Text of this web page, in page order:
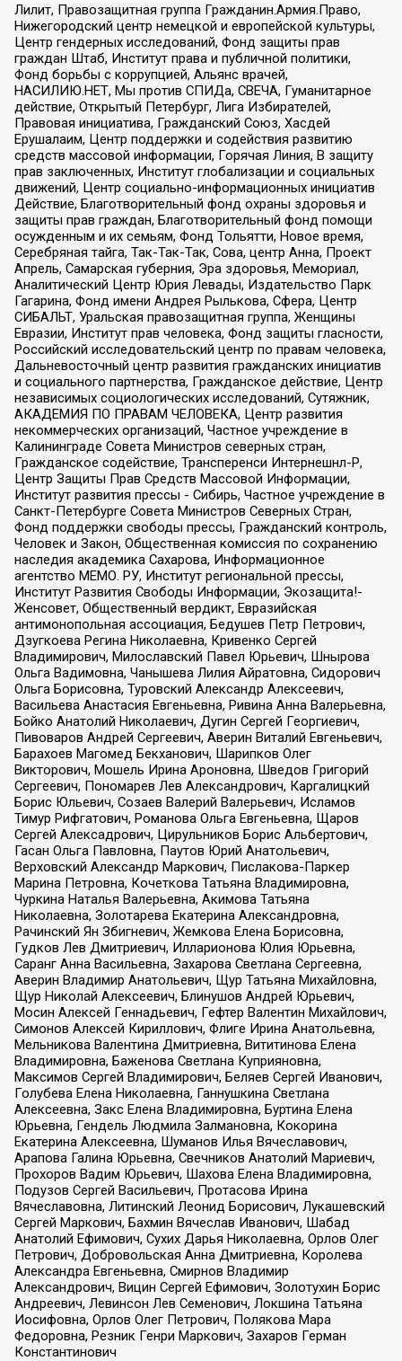
Лилит, Правозащитная группа Гражданин.Армия.Право,
Нижегородский центр немецкой и европейской культуры,
Центр гендерных исследований, Фонд защиты прав
граждан Штаб, Институт права и публичной политики,
Фонд борьбы с коррупцией, Альянс врачей,
НАСИЛИЮ.НЕТ, Мы против СПИДа, СВЕЧА, Гуманитарное
действие, Открытый Петербург, Лига Избирателей,
Правовая инициатива, Гражданский Союз, Хасдей
Ерушалаим, Центр поддержки и содействия развитию
средств массовой информации, Горячая Линия, В защиту
прав заключенных, Институт глобализации и социальных
движений, Центр социально-информационных инициатив
Действие, Благотворительный фонд охраны здоровья и
защиты прав граждан, Благотворительный фонд помощи
осужденным и их семьям, Фонд Тольятти, Новое время,
Серебряная тайга, Так-Так-Так, Сова, центр Анна, Проект
Апрель, Самарская губерния, Эра здоровья, Мемориал,
Аналитический Центр Юрия Левады, Издательство Парк
Гагарина, Фонд имени Андрея Рылькова, Сфера, Центр
СИБАЛЬТ, Уральская правозащитная группа, Женщины
Евразии, Институт прав человека, Фонд защиты гласности,
Российский исследовательский центр по правам человека,
Дальневосточный центр развития гражданских инициатив
и социального партнерства, Гражданское действие, Центр
независимых социологических исследований, Сутяжник,
АКАДЕМИЯ ПО ПРАВАМ ЧЕЛОВЕКА, Центр развития
некоммерческих организаций, Частное учреждение в
Калининграде Совета Министров северных стран,
Гражданское содействие, Трансперенси Интернешнл-Р,
Центр Защиты Прав Средств Массовой Информации,
Институт развития прессы - Сибирь, Частное учреждение в
Санкт-Петербурге Совета Министров Северных Стран,
Фонд поддержки свободы прессы, Гражданский контроль,
Человек и Закон, Общественная комиссия по сохранению
наследия академика Сахарова, Информационное
агентство МЕМО. РУ, Институт региональной прессы,
Институт Развития Свободы Информации, Экозащита!-
Женсовет, Общественный вердикт, Евразийская
антимонопольная ассоциация, Бедушев Петр Петрович,
Дзугкоева Регина Николаевна, Кривенко Сергей
Владимирович, Милославский Павел Юрьевич, Шнырова
Ольга Вадимовна, Чанышева Лилия Айратовна, Сидорович
Ольга Борисовна, Туровский Александр Алексеевич,
Васильева Анастасия Евгеньевна, Ривина Анна Валерьевна,
Бойко Анатолий Николаевич, Дугин Сергей Георгиевич,
Пивоваров Андрей Сергеевич, Аверин Виталий Евгеньевич,
Барахоев Магомед Бекханович, Шарипков Олег
Викторович, Мошель Ирина Ароновна, Шведов Григорий
Сергеевич, Пономарев Лев Александрович, Каргалицкий
Борис Юльевич, Созаев Валерий Валерьевич, Исламов
Тимур Рифгатович, Романова Ольга Евгеньевна, Щаров
Сергей Алексадрович, Цирульников Борис Альбертович,
Гасан Ольга Павловна, Паутов Юрий Анатольевич,
Верховский Александр Маркович, Пислакова-Паркер
Марина Петровна, Кочеткова Татьяна Владимировна,
Чуркина Наталья Валерьевна, Акимова Татьяна
Николаевна, Золотарева Екатерина Александровна,
Рачинский Ян Збигневич, Жемкова Елена Борисовна,
Гудков Лев Дмитриевич, Илларионова Юлия Юрьевна,
Саранг Анна Васильевна, Захарова Светлана Сергеевна,
Аверин Владимир Анатольевич, Щур Татьяна Михайловна,
Щур Николай Алексеевич, Блинушов Андрей Юрьевич,
Мосин Алексей Геннадьевич, Гефтер Валентин Михайлович,
Симонов Алексей Кириллович, Флиге Ирина Анатольевна,
Мельникова Валентина Дмитриевна, Вититинова Елена
Владимировна, Баженова Светлана Куприяновна,
Максимов Сергей Владимирович, Беляев Сергей Иванович,
Голубева Елена Николаевна, Ганнушкина Светлана
Алексеевна, Закс Елена Владимировна, Буртина Елена
Юрьевна, Гендель Людмила Залмановна, Кокорина
Екатерина Алексеевна, Шуманов Илья Вячеславович,
Арапова Галина Юрьевна, Свечников Анатолий Мариевич,
Прохоров Вадим Юрьевич, Шахова Елена Владимировна,
Подузов Сергей Васильевич, Протасова Ирина
Вячеславовна, Литинский Леонид Борисович, Лукашевский
Сергей Маркович, Бахмин Вячеслав Иванович, Шабад
Анатолий Ефимович, Сухих Дарья Николаевна, Орлов Олег
Петрович, Добровольская Анна Дмитриевна, Королева
Александра Евгеньевна, Смирнов Владимир
Александрович, Вицин Сергей Ефимович, Золотухин Борис
Андреевич, Левинсон Лев Семенович, Локшина Татьяна
Иосифовна, Орлов Олег Петрович, Полякова Мара
Федоровна, Резник Генри Маркович, Захаров Герман
Константинович